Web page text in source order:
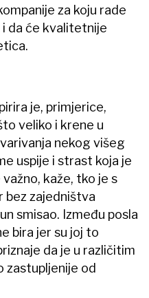
za koju rade
i da će kvalitetnije
je, primjerice,
veliko i krene u
nekog višeg
uspije i strast koja je
kaže, tko je s
bez zajedništva
smisao. Između posla
bira jer su joj to
da je u različitim
zastupljenije od